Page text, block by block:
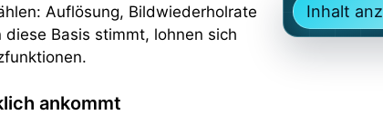
Inhalt
Auflösung, Bildwiederholrate
Basis stimmt, lohnen sich
ankommt